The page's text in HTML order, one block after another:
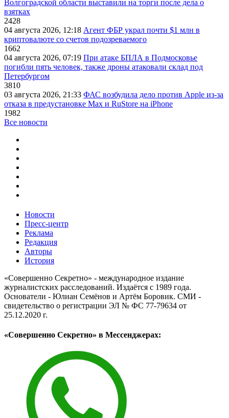
Волгоградской области выставили на торги после дела о
взятках
2428
04 августа 2026, 12:18 Агент ФБР украл почти $1 млн в
криптовалюте со счетов подозреваемого
1662
04 августа 2026, 07:19 При атаке БПЛА в Подмосковье
погибли пять человек, также дроны атаковали склад под
Петербургом
3810
03 августа 2026, 21:33 ФАС возбудила дело против Apple из-за
отказа в предустановке Max и RuStore на iPhone
1982
Все новости
Новости
Пресс-центр
Реклама
Редакция
Авторы
История
«Совершенно Секретно» - международное издание
журналистских расследований. Издаётся с 1989 года.
Основатели - Юлиан Семёнов и Артём Боровик. CМИ -
свидетельство о регистрации ЭЛ № ФС 77-79634 от
25.12.2020 г.
«Совершенно Секретно» в Мессенджерах: